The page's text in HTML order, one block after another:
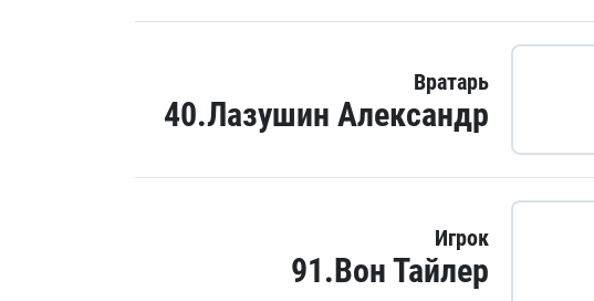
Вратарь
40.Лазушин Александр
Игрок
91.Вон Тайлер